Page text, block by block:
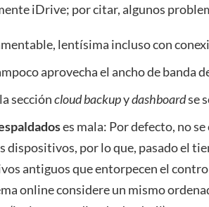
iDrive; por citar, algunos
lentísima incluso con
aprovecha el ancho de banda
seccióncloud backupydashboardse
es mala: Por defecto, no
dispositivos, por lo que, pasado el
antiguos que entorpecen el
online considere un mismo